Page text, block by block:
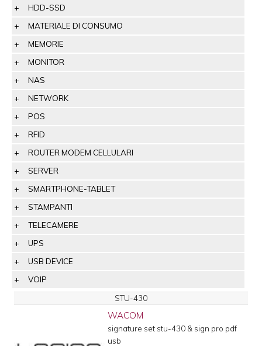
HDD-SSD
MATERIALE DI CONSUMO
MEMORIE
MONITOR
NAS
NETWORK
POS
RFID
ROUTER MODEM CELLULARI
SERVER
SMARTPHONE-TABLET
STAMPANTI
TELECAMERE
UPS
USB DEVICE
VOIP
STU-430
WACOM
signature set stu-430 & sign pro pdf
usb